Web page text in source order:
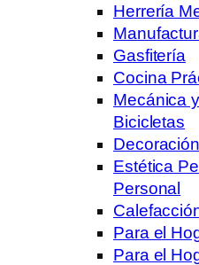
Herrería
Gasfitería
Cocina
Mecánica
Bicicletas
Estética
Personal
Para el
Para el